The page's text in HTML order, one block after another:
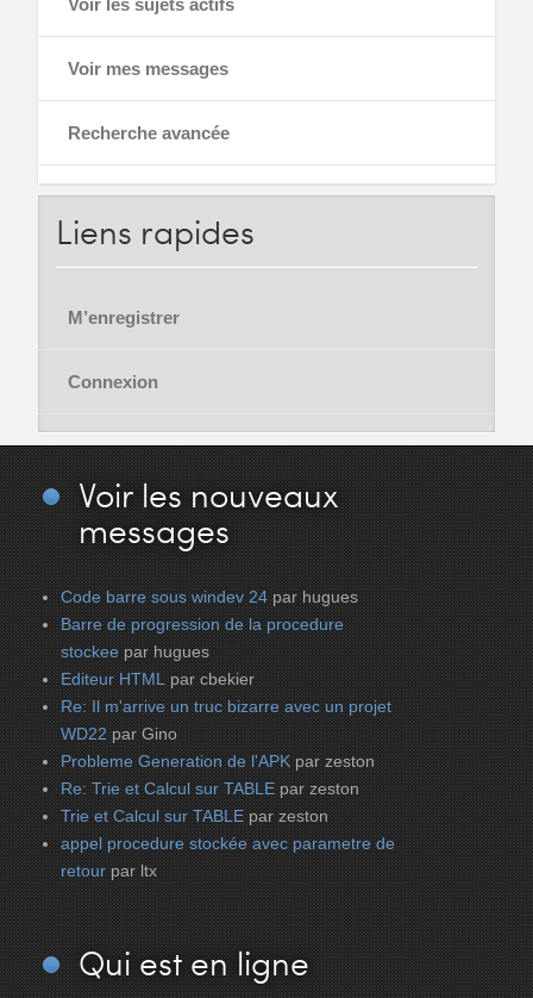
Voir les sujets actifs
Voir mes messages
Recherche avancée
Liens rapides
M’enregistrer
Connexion
Voir les nouveaux
messages
Code barre sous windev 24 par hugues
Barre de progression de la procedure
stockee par hugues
Editeur HTML par cbekier
Re: Il m'arrive un truc bizarre avec un projet
WD22 par Gino
Probleme Generation de l'APK par zeston
Re: Trie et Calcul sur TABLE par zeston
Trie et Calcul sur TABLE par zeston
appel procedure stockée avec parametre de
retour par ltx
Qui est en ligne